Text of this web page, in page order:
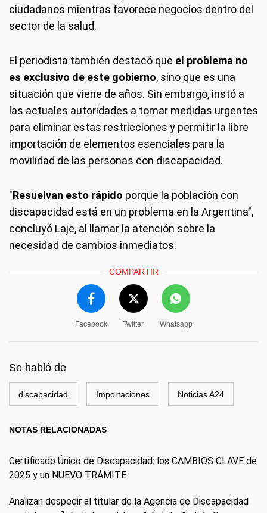
ciudadanos mientras favorece negocios dentro del
sector de la salud.
El periodista también destacó que el problema no
es exclusivo de este gobierno, sino que es una
situación que viene de años. Sin embargo, instó a
las actuales autoridades a tomar medidas urgentes
para eliminar estas restricciones y permitir la libre
importación de elementos esenciales para la
movilidad de las personas con discapacidad.
"Resuelvan esto rápido porque la población con
discapacidad está en un problema en la Argentina",
concluyó Laje, al llamar la atención sobre la
necesidad de cambios inmediatos.
COMPARTIR
Facebook Twitter Whatsapp
Se habló de
discapacidad Importaciones Noticias A24
NOTAS RELACIONADAS
Certificado Único de Discapacidad: los CAMBIOS CLAVE de
2025 y un NUEVO TRÁMITE
Analizan despedir al titular de la Agencia de Discapacidad